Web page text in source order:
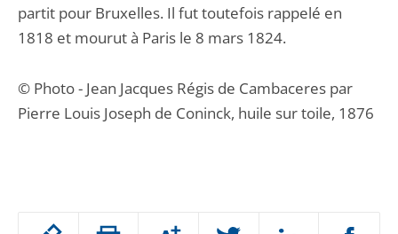
Passer
partit pour Bruxelles. Il fut toutefois rappelé en
1818 et mourut à Paris le 8 mars 1824.
© Photo - Jean Jacques Régis de Cambaceres par
Pierre Louis Joseph de Coninck, huile sur toile, 1876